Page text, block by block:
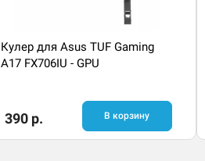
Кулер для Asus TUF Gaming
A17 FX706IU - GPU
390 р. В корзину